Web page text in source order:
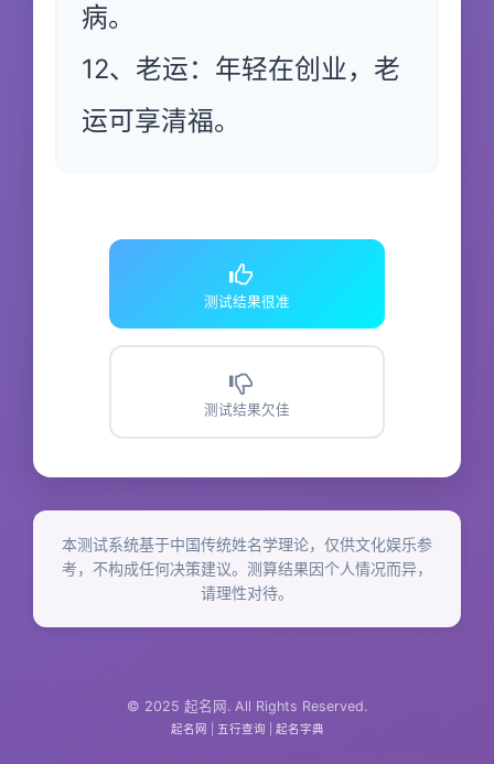
病。
12、老运：年轻在创业，老
运可享清福。
测试结果很准
测试结果欠佳
本测试系统基于中国传统姓名学理论，仅供文化娱乐参
考，不构成任何决策建议。测算结果因个人情况而异，
请理性对待。
© 2025 起名网. All Rights Reserved.
起名网 五行查询 起名字典